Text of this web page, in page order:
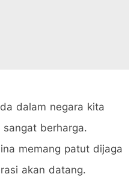
dalam negara kita
berharga.
memang patut dijaga
akan datang.